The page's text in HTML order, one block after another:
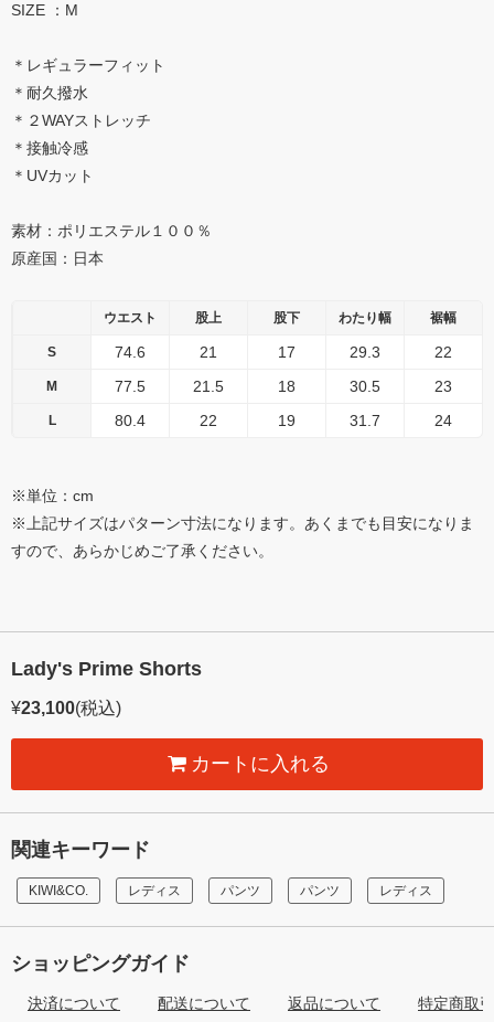
SIZE ：M
＊レギュラーフィット
＊耐久撥水
＊２WAYストレッチ
＊接触冷感
＊UVカット
素材：ポリエステル１００％
原産国：日本
ウエスト 股上 股下 わたり幅 裾幅
S 74.6 21 17 29.3 22
M 77.5 21.5 18 30.5 23
L 80.4 22 19 31.7 24
※単位：cm
※上記サイズはパターン寸法になります。あくまでも目安になりま
すので、あらかじめご了承ください。
Lady's Prime Shorts
¥23,100(税込)
カートに入れる
関連キーワード
KIWI&CO. レディス パンツ パンツ レディス
ショッピングガイド
決済について 配送について 返品について 特定商取